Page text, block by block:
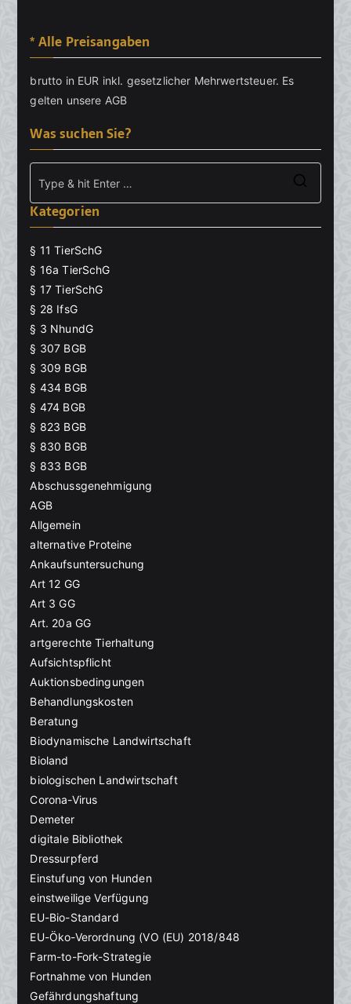
* Alle Preisangaben
brutto in EUR inkl. gesetzlicher Mehrwertsteuer. Es
gelten unsere AGB
Was suchen Sie?
Kategorien
§ 11 TierSchG
§ 16a TierSchG
§ 17 TierSchG
§ 28 IfsG
§ 3 NhundG
§ 307 BGB
§ 309 BGB
§ 434 BGB
§ 474 BGB
§ 823 BGB
§ 830 BGB
§ 833 BGB
Abschussgenehmigung
AGB
Allgemein
alternative Proteine
Ankaufsuntersuchung
Art 12 GG
Art 3 GG
Art. 20a GG
artgerechte Tierhaltung
Aufsichtspflicht
Auktionsbedingungen
Behandlungskosten
Beratung
Biodynamische Landwirtschaft
Bioland
biologischen Landwirtschaft
Corona-Virus
Demeter
digitale Bibliothek
Dressurpferd
Einstufung von Hunden
einstweilige Verfügung
EU-Bio-Standard
EU-Öko-Verordnung (VO (EU) 2018/848
Farm-to-Fork-Strategie
Fortnahme von Hunden
Gefährdungshaftung